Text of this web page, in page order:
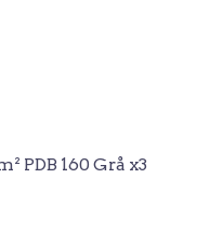
PDB 160 Grå x3